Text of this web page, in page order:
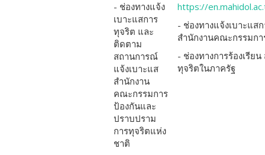
- ช่องทางแจ้ง
เบาะแสการ
ทุจริต และ
ติดตาม
สถานการณ์
แจ้งเบาะแส
สำนักงาน
คณะกรรมการ
ป้องกันและ
ปราบปราม
การทุจริตแห่ง
ชาติ
https://
- ช่องทางแจ้งเบาะแ
สำนักงานคณะกรรมก
- ช่องทางการร้องเรีย
ทุจริตในภาครัฐ